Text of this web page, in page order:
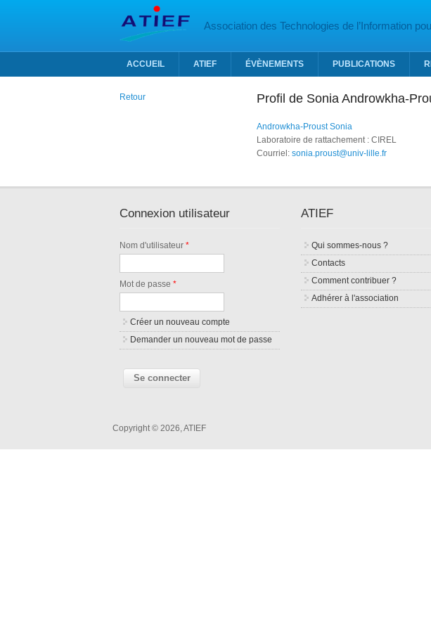
Association des Technologies de l’Information
ACCUEIL ATIEF ÉVÈNEMENTS PUBLICATIONS
Profil de Sonia Androwkha-
Androwkha-Proust Sonia
Laboratoire de rattachement : CIREL
Courriel: sonia.proust@univ-lille.fr
Retour
Connexion utilisateur
Nom d'utilisateur*
Mot de passe*
Créer un nouveau compte
Demander un nouveau mot de passe
ATIEF
Qui sommes-nous ?
Contacts
Comment contribuer ?
Adhérer à l'association
Copyright © 2026, ATIEF